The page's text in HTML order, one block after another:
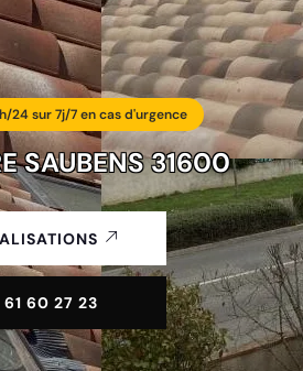
24 sur 7j/7 en cas d'urgence
SAUBENS 31600
60 27 23